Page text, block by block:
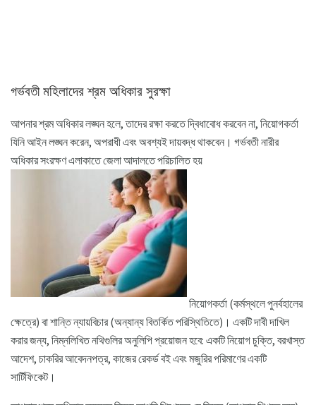
গর্ভবতী মহিলাদের শ্রম অধিকার সুরক্ষা
আপনার শ্রম অধিকার লঙ্ঘন হলে, তাদের রক্ষা করতে দ্বিধাবোধ করবেন না, নিয়োগকর্তা
যিনি আইন লঙ্ঘন করেন, অপরাধী এবং অবশ্যই দায়বদ্ধ থাকবেন। গর্ভবতী নারীর
অধিকার সংরক্ষণ এলাকাতে জেলা আদালতে পরিচালিত হয়
নিয়োগকর্তা (কর্মস্থলে পুনর্বহালের
ক্ষেত্রে) বা শান্তি ন্যায়বিচার (অন্যান্য বিতর্কিত পরিস্থিতিতে)। একটি দাবী দাখিল
করার জন্য, নিম্নলিখিত নথিগুলির অনুলিপি প্রয়োজন হবে: একটি নিয়োগ চুক্তি, বরখাস্ত
আদেশ, চাকরির আবেদনপত্র, কাজের রেকর্ড বই এবং মজুরির পরিমাণের একটি
সার্টিফিকেট।